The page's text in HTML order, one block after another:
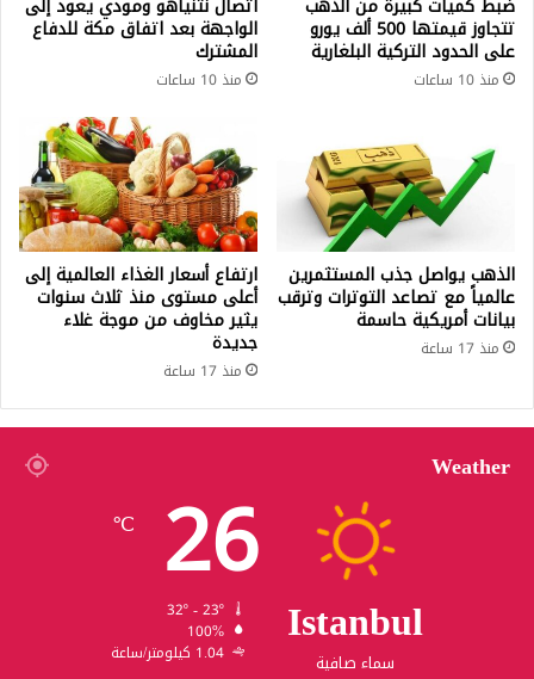
ضبط كميات كبيرة من الذهب
تتجاوز قيمتها 500 ألف يورو
على الحدود التركية البلغارية
منذ 10 ساعات
اتصال نتنياهو ومودي يعود إلى
الواجهة بعد اتفاق مكة للدفاع
المشترك
منذ 10 ساعات
الذهب يواصل جذب المستثمرين
عالمياً مع تصاعد التوترات وترقب
بيانات أمريكية حاسمة
منذ 17 ساعة
ارتفاع أسعار الغذاء العالمية إلى
أعلى مستوى منذ ثلاث سنوات
يثير مخاوف من موجة غلاء
جديدة
منذ 17 ساعة
Weather
Istanbul
سماء صافية
26
℃
100%
1.04 كيلومتر/ساعة